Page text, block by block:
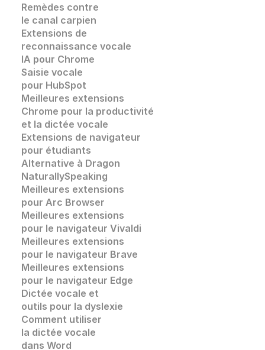
Remèdes contre
le canal carpien
Extensions de
reconnaissance vocale
IA pour Chrome
Saisie vocale
pour HubSpot
Meilleures extensions
Chrome pour la productivité
et la dictée vocale
Extensions de navigateur
pour étudiants
Alternative à Dragon
NaturallySpeaking
Meilleures extensions
pour Arc Browser
Meilleures extensions
pour le navigateur Vivaldi
Meilleures extensions
pour le navigateur Brave
Meilleures extensions
pour le navigateur Edge
Dictée vocale et
outils pour la dyslexie
Comment utiliser
la dictée vocale
dans Word